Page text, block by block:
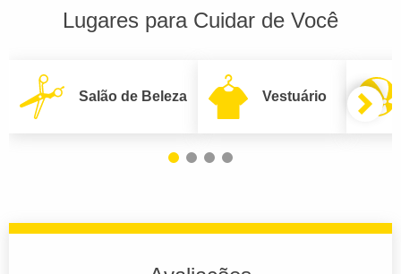
Lugares para Cuidar de Você
Salão de Beleza Vestuário